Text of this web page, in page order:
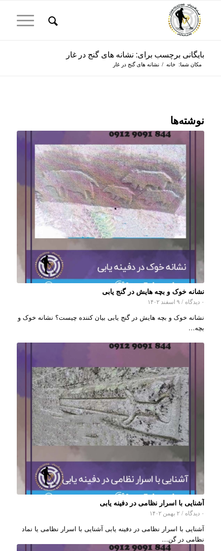
بایگانی برچسب برای: نشانه های گنج در غار
مکان شما: خانه / نشانه های گنج در غار
نوشته‌ها
نشانه خوک و بچه هایش در گنج یابی
۰ دیدگاه / ۹ اسفند ۱۴۰۲
نشانه خوک و بچه هایش در گنج یابی بیان کننده چیست؟ نشانه خوک و
بچه…
آشنایی با اسرار نظامی در دفینه یابی
۰ دیدگاه / ۲ بهمن ۱۴۰۲
آشنایی با اسرار نظامی در دفینه یابی آشنایی با اسرار نظامی یا نماد
نظامی در گن…